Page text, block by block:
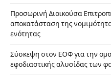
Προσωρινή Διοικούσα
αποκατάσταση της
ενότητας
Σύσκεψη στον ΕΟΦ για την
εφοδιαστικής αλυσίδας των